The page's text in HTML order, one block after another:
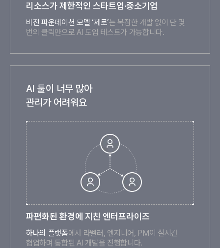
리소스가 제한적인 스타트업·중소기업
비전 파운데이션 모델 ‘제로’는 복잡한 개발 없이 단 몇
번의 클릭만으로 AI 도입 테스트가 가능합니다.
AI 툴이 너무 많아
관리가 어려워요
파편화된 환경에 지친 엔터프라이즈
하나의 플랫폼에서 라벨러, 엔지니어, PM이 실시간
협업하며 통합된 AI 개발을 진행합니다.